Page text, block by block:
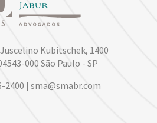
Kubitschek, 1400
000 São Paulo - SP
2400 | sma@smabr.com